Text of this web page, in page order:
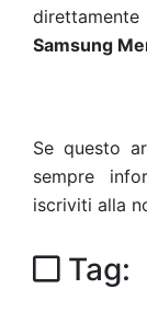
Samsung
Se questo
sempre
iscriviti alla
Tag: